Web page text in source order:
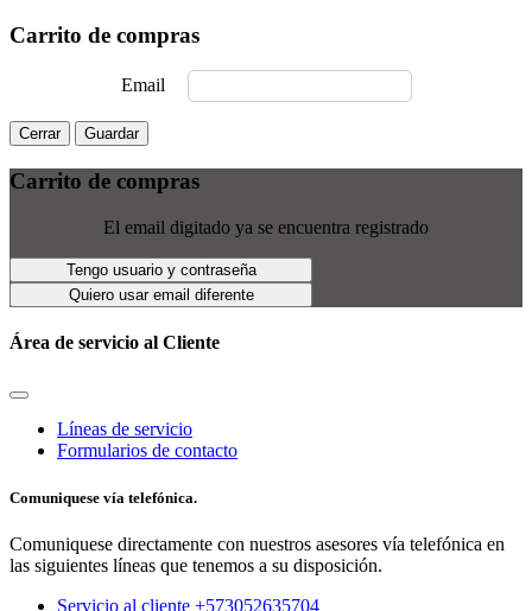
Carrito de compras
Email
Cerrar Guardar
Carrito de compras
El email digitado ya se encuentra registrado
Tengo usuario y contraseña
Quiero usar email diferente
Área de servicio al Cliente
Líneas de servicio
Formularios de contacto
Comuniquese vía telefónica.
Comuniquese directamente con nuestros asesores vía telefónica en
las siguientes líneas que tenemos a su disposición.
Servicio al cliente +573052635704